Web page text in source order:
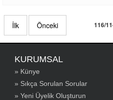
İlk Önceki 116/
KURUMSAL
» Künye
» Sıkça Sorulan Sorular
» Yeni Üyelik Oluşturun